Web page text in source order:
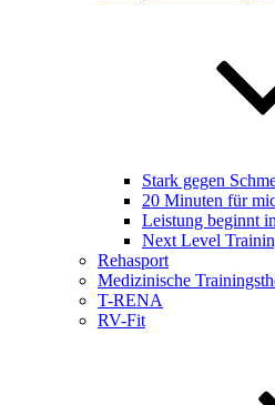
Stark gegen
20 Minuten für
Leistung beginnt
Next Level
Rehasport
Medizinische
T-RENA
RV-Fit